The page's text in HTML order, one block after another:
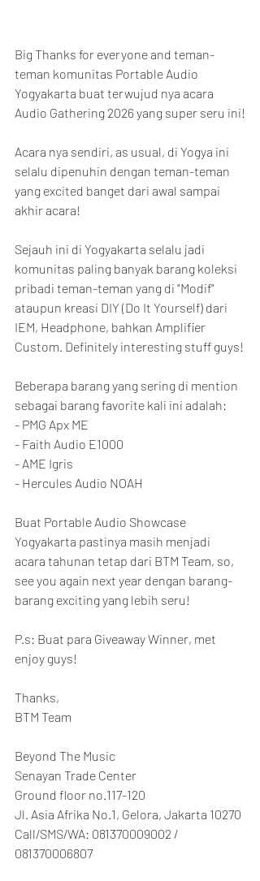
Big Thanks for everyone and teman-
teman komunitas Portable Audio
Yogyakarta buat terwujud nya acara
Audio Gathering 2026 yang super seru ini!
Acara nya sendiri, as usual, di Yogya ini
selalu dipenuhin dengan teman-teman
yang excited banget dari awal sampai
akhir acara!
Sejauh ini di Yogyakarta selalu jadi
komunitas paling banyak barang koleksi
pribadi teman-teman yang di "Modif"
ataupun kreasi DIY (Do It Yourself) dari
IEM, Headphone, bahkan Amplifier
Custom. Definitely interesting stuff guys!
Beberapa barang yang sering di mention
sebagai barang favorite kali ini adalah:
- PMG Apx ME
- Faith Audio E1000
- AME Igris
- Hercules Audio NOAH
Buat Portable Audio Showcase
Yogyakarta pastinya masih menjadi
acara tahunan tetap dari BTM Team, so,
see you again next year dengan barang-
barang exciting yang lebih seru!
P.s: Buat para Giveaway Winner, met
enjoy guys!
Thanks,
BTM Team
Beyond The Music
Senayan Trade Center
Ground floor no.117-120
Jl. Asia Afrika No.1, Gelora, Jakarta 10270
Call/SMS/WA: 081370009002 /
081370006807